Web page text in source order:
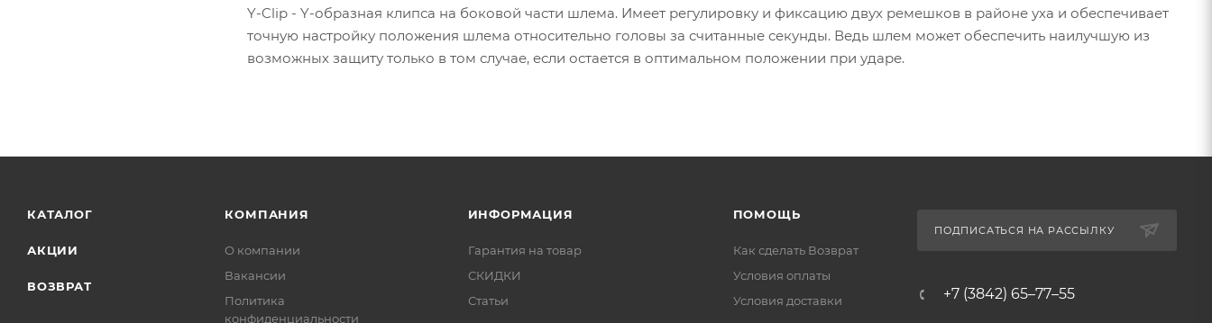
Y-Clip - Y-образная клипса на боковой части шлема. Имеет регулировку и фиксацию двух ремешков в районе уха и обеспечивает
точную настройку положения шлема относительно головы за считанные секунды. Ведь шлем может обеспечить наилучшую из
возможных защиту только в том случае, если остается в оптимальном положении при ударе.
КАТАЛОГ
АКЦИИ
ВОЗВРАТ
КОМПАНИЯ
О компании
Вакансии
Политика
конфиденциальности
ИНФОРМАЦИЯ
Гарантия на товар
СКИДКИ
Статьи
ПОМОЩЬ
Как сделать Возврат
Условия оплаты
Условия доставки
ПОДПИСАТЬСЯ НА РАССЫЛКУ
+7 (3842) 65–77–55